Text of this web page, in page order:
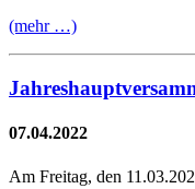
(mehr …)
07.04.2022
Am Freitag, den